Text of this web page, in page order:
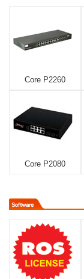
Core P2260
Core P2080